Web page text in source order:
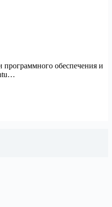
обеспечения и